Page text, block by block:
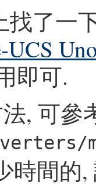
找了一
即可.
, 可參
時間的